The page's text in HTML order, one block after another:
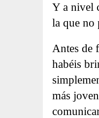
Y a nivel
la que no
Antes de
habéis
más